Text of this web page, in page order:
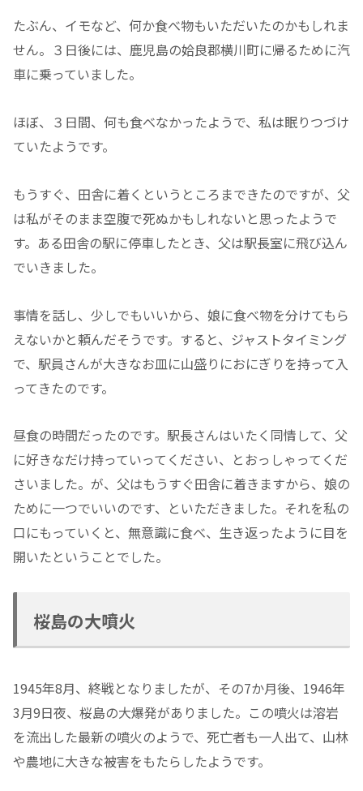
たぶん、イモなど、何か食べ物もいただいたのかもしれま
せん。３日後には、鹿児島の姶良郡横川町に帰るために汽
車に乗っていました。
ほぼ、３日間、何も食べなかったようで、私は眠りつづけ
ていたようです。
もうすぐ、田舎に着くというところまできたのですが、父
は私がそのまま空腹で死ぬかもしれないと思ったようで
す。ある田舎の駅に停車したとき、父は駅長室に飛び込ん
でいきました。
事情を話し、少しでもいいから、娘に食べ物を分けてもら
えないかと頼んだそうです。すると、ジャストタイミング
で、駅員さんが大きなお皿に山盛りにおにぎりを持って入
ってきたのです。
昼食の時間だったのです。駅長さんはいたく同情して、父
に好きなだけ持っていってください、とおっしゃってくだ
さいました。が、父はもうすぐ田舎に着きますから、娘の
ために一つでいいのです、といただきました。それを私の
口にもっていくと、無意識に食べ、生き返ったように目を
開いたということでした。
桜島の大噴火
1945年8月、終戦となりましたが、その7か月後、1946年
3月9日夜、桜島の大爆発がありました。この噴火は溶岩
を流出した最新の噴火のようで、死亡者も一人出て、山林
や農地に大きな被害をもたらしたようです。